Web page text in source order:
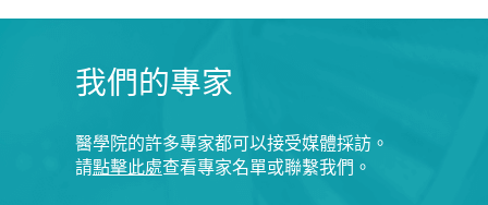
我們的專家
醫學院的許多專家都可以接受媒體採訪。
請點擊此處查看專家名單或聯繫我們。